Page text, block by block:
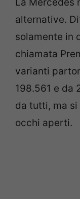
La Mercedes
alternative.
solamente in
chiamata
varianti
198.561 e da
da tutti, ma si
occhi aperti.